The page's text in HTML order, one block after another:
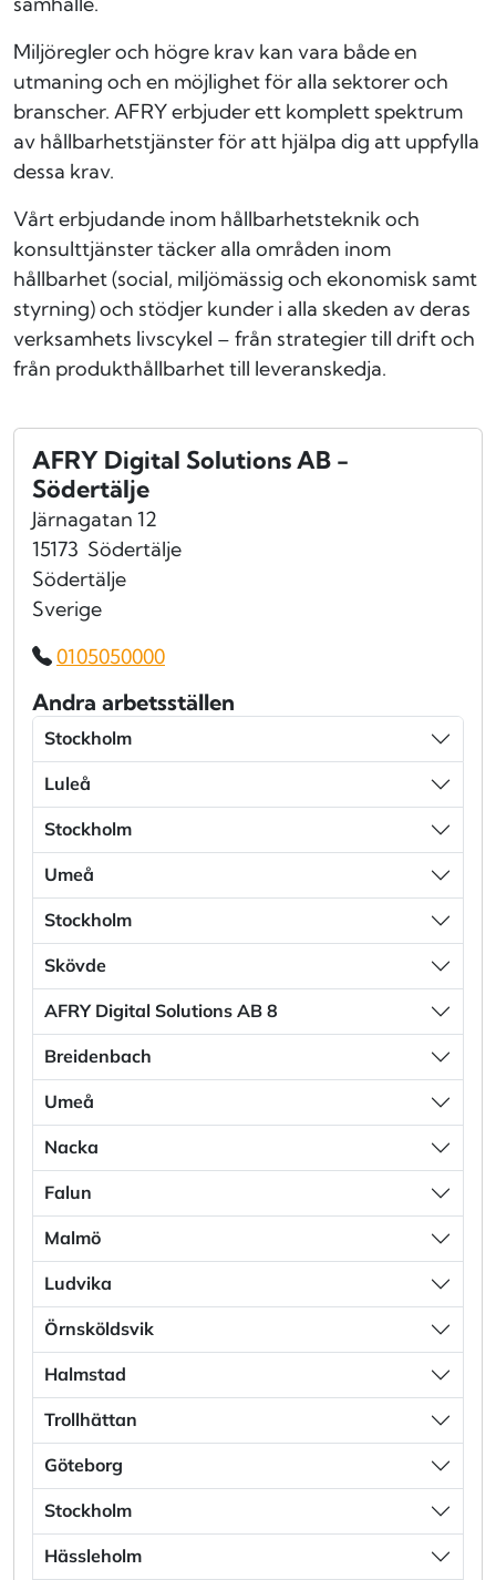
Miljöregler och högre krav kan vara både en
utmaning och en möjlighet för alla sektorer och
branscher. AFRY erbjuder ett komplett spektrum
av hållbarhetstjänster för att hjälpa dig att uppfylla
dessa krav.
Vårt erbjudande inom hållbarhetsteknik och
konsulttjänster täcker alla områden inom
hållbarhet (social, miljömässig och ekonomisk samt
styrning) och stödjer kunder i alla skeden av deras
verksamhets livscykel – från strategier till drift och
från produkthållbarhet till leveranskedja.
AFRY Digital Solutions AB -
Södertälje
Järnagatan 12
15173 Södertälje
Södertälje
Sverige
0105050000
Andra arbetsställen
Stockholm
Luleå
Stockholm
Umeå
Stockholm
Skövde
AFRY Digital Solutions AB 8
Breidenbach
Umeå
Nacka
Falun
Malmö
Ludvika
Örnsköldsvik
Halmstad
Trollhättan
Göteborg
Stockholm
Hässleholm